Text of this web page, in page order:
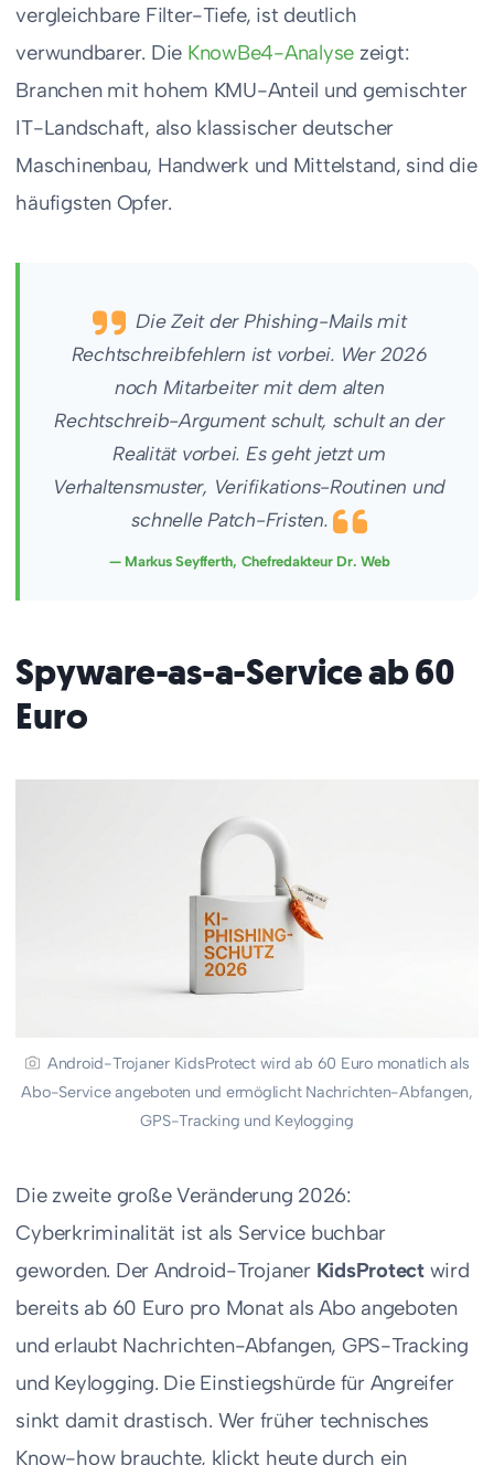
vergleichbare Filter-Tiefe, ist deutlich
verwundbarer. Die KnowBe4-Analyse zeigt:
Branchen mit hohem KMU-Anteil und gemischter
IT-Landschaft, also klassischer deutscher
Maschinenbau, Handwerk und Mittelstand, sind die
häufigsten Opfer.
Die Zeit der Phishing-Mails mit
Rechtschreibfehlern ist vorbei. Wer 2026
noch Mitarbeiter mit dem alten
Rechtschreib-Argument schult, schult an der
Realität vorbei. Es geht jetzt um
Verhaltensmuster, Verifikations-Routinen und
schnelle Patch-Fristen.
— Markus Seyfferth, Chefredakteur Dr. Web
Spyware-as-a-Service ab 60
Euro
Android-Trojaner KidsProtect wird ab 60 Euro monatlich als
Abo-Service angeboten und ermöglicht Nachrichten-Abfangen,
GPS-Tracking und Keylogging
Die zweite große Veränderung 2026:
Cyberkriminalität ist als Service buchbar
geworden. Der Android-Trojaner KidsProtectwird
bereits ab 60 Euro pro Monat als Abo angeboten
und erlaubt Nachrichten-Abfangen, GPS-Tracking
und Keylogging. Die Einstiegshürde für Angreifer
sinkt damit drastisch. Wer früher technisches
Know-how brauchte, klickt heute durch ein